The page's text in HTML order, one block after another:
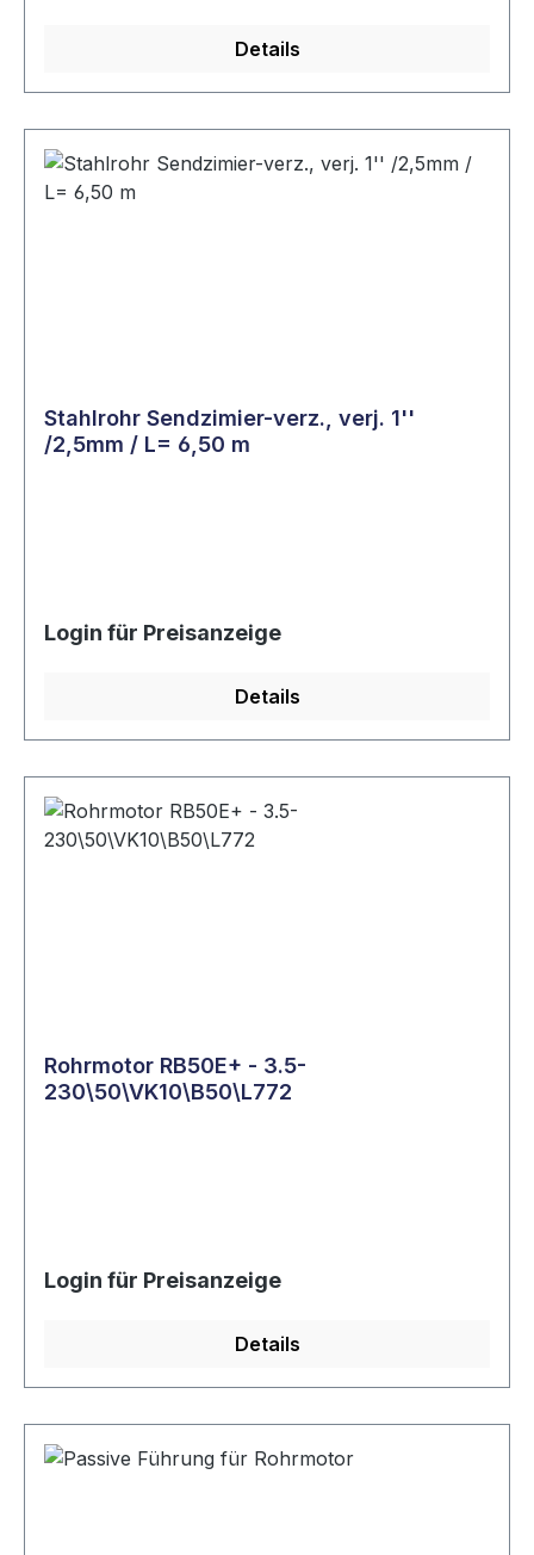
Details
Stahlrohr Sendzimier-verz., verj. 1''
/2,5mm / L= 6,50 m
Login für Preisanzeige
Details
Rohrmotor RB50E+ - 3.5-
230\50\VK10\B50\L772
Login für Preisanzeige
Details